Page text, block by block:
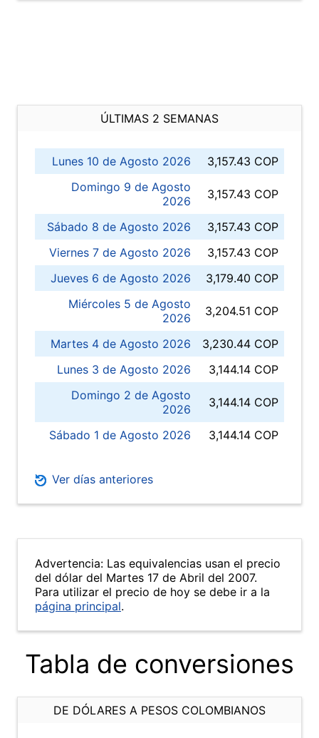
ÚLTIMAS 2 SEMANAS
Lunes 10 de Agosto 2026
3,157.43 COP
Domingo 9 de Agosto
2026
3,157.43 COP
Sábado 8 de Agosto 2026
3,157.43 COP
Viernes 7 de Agosto 2026
3,157.43 COP
Jueves 6 de Agosto 2026
3,179.40 COP
Miércoles 5 de Agosto
2026
3,204.51 COP
Martes 4 de Agosto 2026
3,230.44 COP
Lunes 3 de Agosto 2026
3,144.14 COP
Domingo 2 de Agosto
2026
3,144.14 COP
Sábado 1 de Agosto 2026 3,144.14 COP
Ver días anteriores
Advertencia: Las equivalencias usan el precio
del dólar del Martes 17 de Abril del 2007.
Para utilizar el precio de hoy se debe ir a la
página principal.
Tabla de conversiones
DE DÓLARES A PESOS COLOMBIANOS